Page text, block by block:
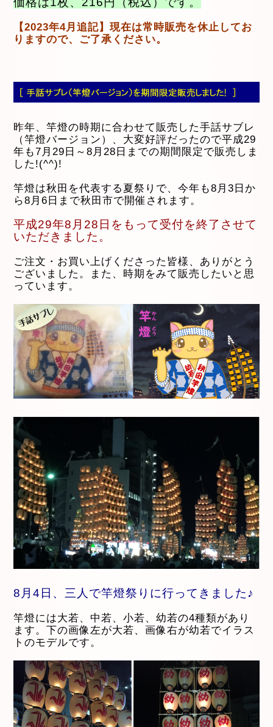
【2023年4月追記】現在は常時販売を休止してお
りますので、ご了承ください。
昨年、竿燈の時期に合わせて販売した手話サブレ
（竿燈バージョン）、大変好評だったので平成29
年も7月29日～8月28日までの期間限定で販売しま
した!(^^)!
竿燈は秋田を代表する夏祭りで、今年も8月3日か
ら8月6日まで秋田市で開催されます。
平成29年8月28日をもって受付を終了させて
いただきました。
ご注文・お買い上げくださった皆様、ありがとう
ございました。また、時期をみて販売したいと思
っています。
8月4日、三人で竿燈祭りに行ってきました♪
竿燈には大若、中若、小若、幼若の4種類があり
ます。下の画像左が大若、画像右が幼若でイラス
トのモデルです。